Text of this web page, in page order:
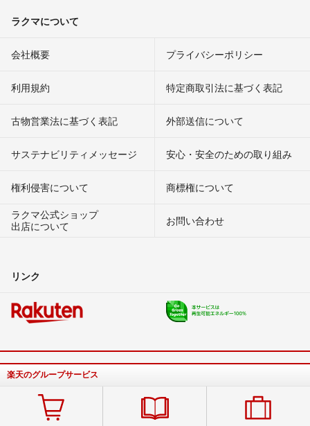
ラクマについて
会社概要 プライバシーポリシー
利用規約 特定商取引法に基づく表記
古物営業法に基づく表記 外部送信について
サステナビリティメッセージ 安心・安全のための取り組み
権利侵害について
商標権について
ラクマ公式ショップ
出店について
お問い合わせ
リンク
楽天のグループサービス